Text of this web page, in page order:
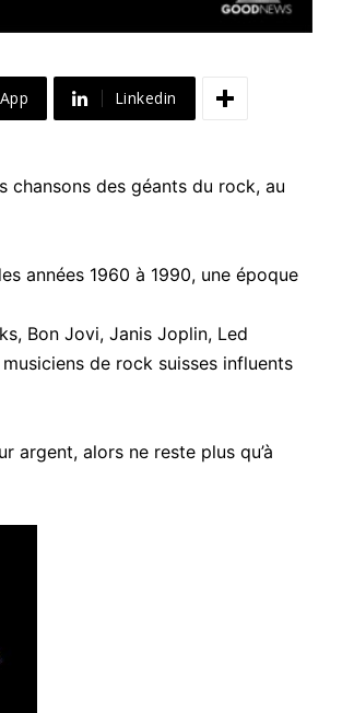
Linkedin
chansons des géants du rock, au
années 1960 à 1990, une époque
Bon Jovi, Janis Joplin, Led
de rock suisses influents
argent, alors ne reste plus qu’à